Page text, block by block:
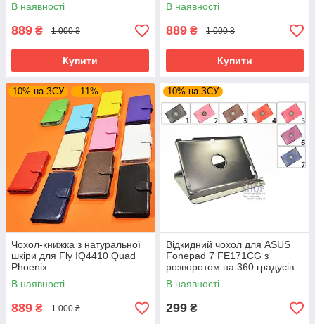
В наявності
889 ₴ 1 000 ₴
Купити
В наявності
889 ₴ 1 000 ₴
Купити
10% на ЗСУ –11%
Чохол-книжка з натуральної
шкіри для Fly IQ4410 Quad
Phoenix
В наявності
889 ₴ 1 000 ₴
10% на ЗСУ
Відкидний чохол для ASUS
Fonepad 7 FE171CG з
розворотом на 360 градусів
В наявності
299 ₴